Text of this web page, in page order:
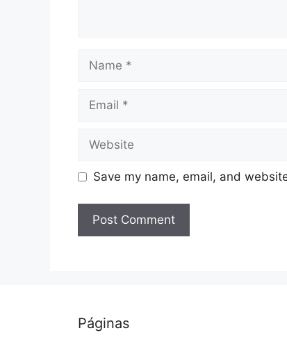
Name
Email
Website
Save my name, email, and
Páginas